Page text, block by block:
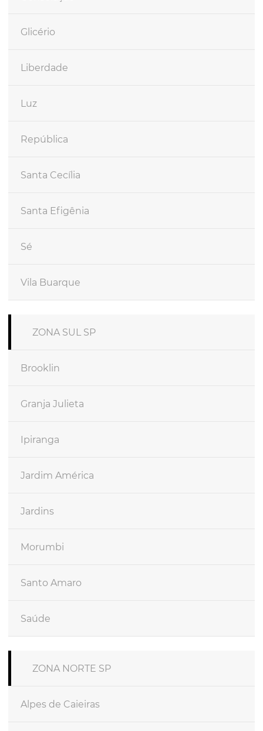
Glicério
Liberdade
Luz
República
Santa Cecília
Santa Efigênia
Sé
Vila Buarque
ZONA SUL SP
Brooklin
Granja Julieta
Ipiranga
Jardim América
Jardins
Morumbi
Santo Amaro
Saúde
ZONA NORTE SP
Alpes de Caieiras